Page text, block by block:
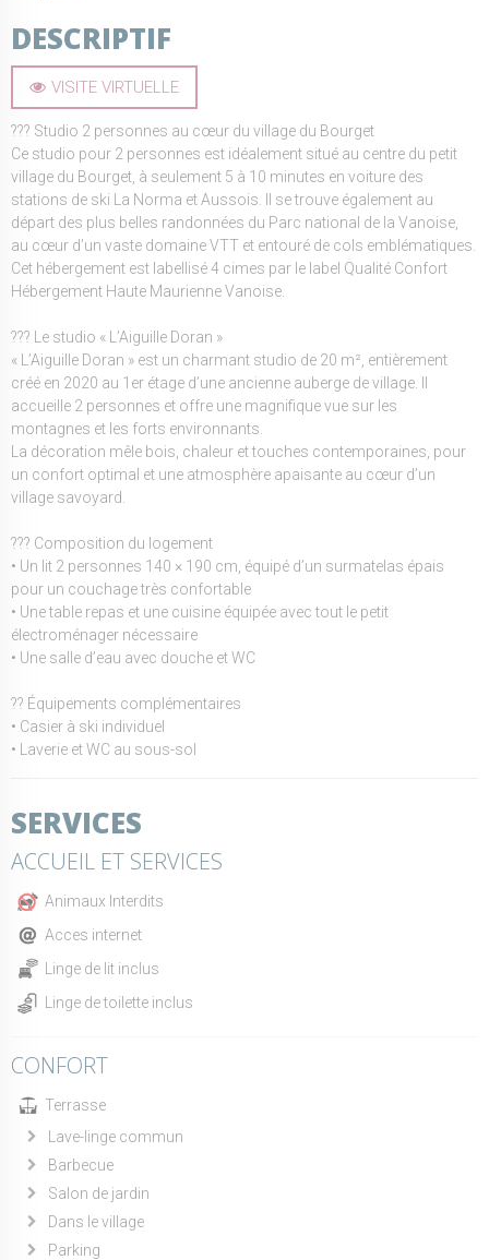
DESCRIPTIF
VISITE VIRTUELLE
??? Studio 2 personnes au cœur du village du Bourget
Ce studio pour 2 personnes est idéalement situé au centre du petit
village du Bourget, à seulement 5 à 10 minutes en voiture des
stations de ski La Norma et Aussois. Il se trouve également au
départ des plus belles randonnées du Parc national de la Vanoise,
au cœur d’un vaste domaine VTT et entouré de cols emblématiques.
Cet hébergement est labellisé 4 cimes par le label Qualité Confort
Hébergement Haute Maurienne Vanoise.
??? Le studio « L’Aiguille Doran »
« L’Aiguille Doran » est un charmant studio de 20 m², entièrement
créé en 2020 au 1er étage d’une ancienne auberge de village. Il
accueille 2 personnes et offre une magnifique vue sur les
montagnes et les forts environnants.
La décoration mêle bois, chaleur et touches contemporaines, pour
un confort optimal et une atmosphère apaisante au cœur d’un
village savoyard.
??? Composition du logement
• Un lit 2 personnes 140 × 190 cm, équipé d’un surmatelas épais
pour un couchage très confortable
• Une table repas et une cuisine équipée avec tout le petit
électroménager nécessaire
• Une salle d’eau avec douche et WC
?? Équipements complémentaires
• Casier à ski individuel
• Laverie et WC au sous-sol
SERVICES
ACCUEIL ET SERVICES
Animaux Interdits
Acces internet
Linge de lit inclus
Linge de toilette inclus
CONFORT
Terrasse
Lave-linge commun
Barbecue
Salon de jardin
Dans le village
Parking